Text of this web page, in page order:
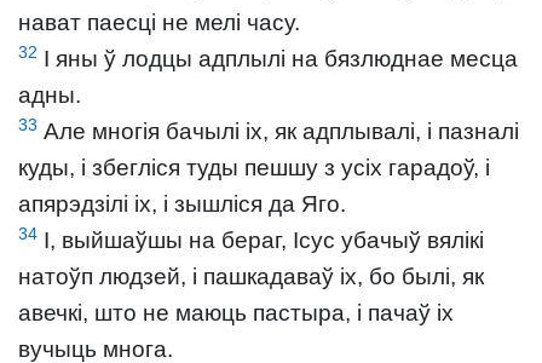
нават паесці не мелі часу.
32 І яны ў лодцы адплылі на бязлюднае месца
адны.
33 Але многія бачылі іх, як адплывалі, і пазналі
куды, і збегліся туды пешшу з усіх гарадоў, і
апярэдзілі іх, і зышліся да Яго.
34 І, выйшаўшы на бераг, Ісус убачыў вялікі
натоўп людзей, і пашкадаваў іх, бо былі, як
авечкі, што не маюць пастыра, і пачаў іх
вучыць многа.